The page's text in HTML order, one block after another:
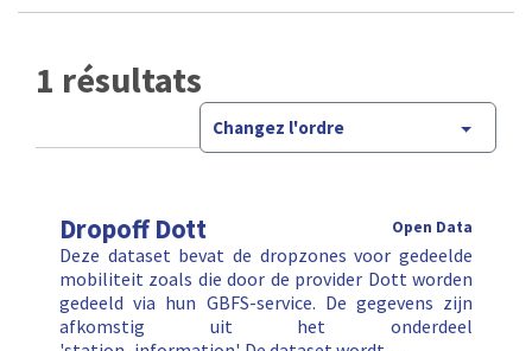
1 résultats
Changez l'ordre
Dropoff Dott Open Data
Deze dataset bevat de dropzones voor gedeelde
mobiliteit zoals die door de provider Dott worden
gedeeld via hun GBFS-service. De gegevens zijn
afkomstig uit het onderdeel